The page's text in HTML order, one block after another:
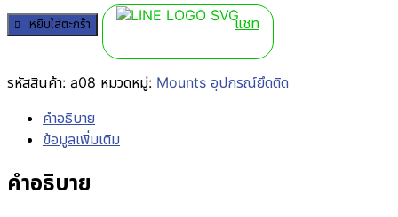
หยิบใส่ตะกร้า แชท
รหัสสินค้า: a08 หมวดหมู่: Mounts อุปกรณ์ยึดติด
คำอธิบาย
ข้อมูลเพิ่มเติม
คำอธิบาย